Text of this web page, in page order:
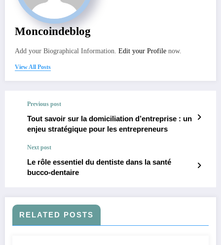
Moncoindeblog
Add your Biographical Information. Edit your Profile now.
View All Posts
Previous post
Tout savoir sur la domiciliation d’entreprise : un
enjeu stratégique pour les entrepreneurs
Next post
Le rôle essentiel du dentiste dans la santé
bucco-dentaire
RELATED POSTS